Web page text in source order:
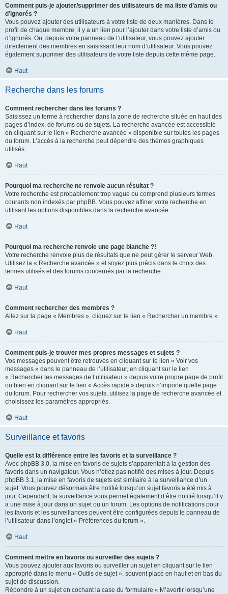
Comment puis-je ajouter/supprimer des utilisateurs de ma liste d’amis ou
d’ignorés ?
Vous pouvez ajouter des utilisateurs à votre liste de deux manières. Dans le
profil de chaque membre, il y a un lien pour l’ajouter dans votre liste d’amis ou
d’ignorés. Ou, depuis votre panneau de l’utilisateur, vous pouvez ajouter
directement des membres en saisissant leur nom d’utilisateur. Vous pouvez
également supprimer des utilisateurs de votre liste depuis cette même page.
Haut
Recherche dans les forums
Comment rechercher dans les forums ?
Saisissez un terme à rechercher dans la zone de recherche située en haut des
pages d’index, de forums ou de sujets. La recherche avancée est accessible
en cliquant sur le lien « Recherche avancée » disponible sur toutes les pages
du forum. L’accès à la recherche peut dépendre des thèmes graphiques
utilisés.
Haut
Pourquoi ma recherche ne renvoie aucun résultat ?
Votre recherche est probablement trop vague ou comprend plusieurs termes
courants non indexés par phpBB. Vous pouvez affiner votre recherche en
utilisant les options disponibles dans la recherche avancée.
Haut
Pourquoi ma recherche renvoie une page blanche ?!
Votre recherche renvoie plus de résultats que ne peut gérer le serveur Web.
Utilisez la « Recherche avancée » et soyez plus précis dans le choix des
termes utilisés et des forums concernés par la recherche.
Haut
Comment rechercher des membres ?
Allez sur la page « Membres », cliquez sur le lien « Rechercher un membre ».
Haut
Comment puis-je trouver mes propres messages et sujets ?
Vos messages peuvent être retrouvés en cliquant sur le lien « Voir vos
messages » dans le panneau de l’utilisateur, en cliquant sur le lien
« Rechercher les messages de l’utilisateur » depuis votre propre page de profil
ou bien en cliquant sur le lien « Accès rapide » depuis n’importe quelle page
du forum. Pour rechercher vos sujets, utilisez la page de recherche avancée et
choisissez les paramètres appropriés.
Haut
Surveillance et favoris
Quelle est la différence entre les favoris et la surveillance ?
Avec phpBB 3.0, la mise en favoris de sujets s’apparentait à la gestion des
favoris dans un navigateur. Vous n’étiez pas notifié des mises à jour. Depuis
phpBB 3.1, la mise en favoris de sujets est similaire à la surveillance d’un
sujet. Vous pouvez désormais être notifié lorsqu’un sujet favoris a été mis à
jour. Cependant, la surveillance vous permet également d’être notifié lorsqu’il y
a une mise à jour dans un sujet ou un forum. Les options de notifications pour
les favoris et les surveillances peuvent être configurées depuis le panneau de
l’utilisateur dans l’onglet « Préférences du forum ».
Haut
Comment mettre en favoris ou surveiller des sujets ?
Vous pouvez ajouter aux favoris ou surveiller un sujet en cliquant sur le lien
approprié dans le menu « Outils de sujet », souvent placé en haut et en bas du
sujet de discussion.
Répondre à un sujet en cochant la case du formulaire « M’avertir lorsqu’une